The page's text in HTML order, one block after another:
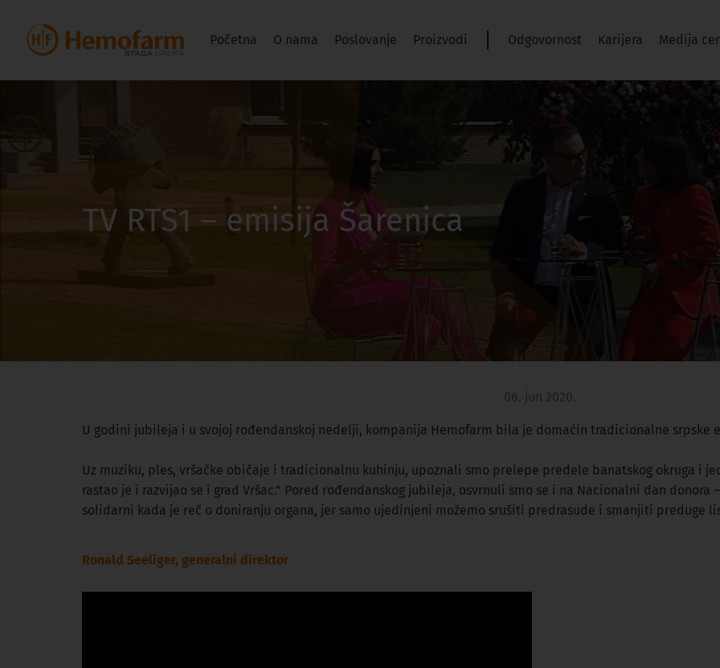
Početna O nama Poslovanje Proizvodi Odgovornost Karijera Medija
TV RTS1 – emisija Šarenica
06. jun 2020.
U godini jubileja i u svojoj rođendanskoj nedelji, kompanija Hemofarm bila je domaćin tradicionalne srpske
Uz muziku, ples, vršačke običaje i tradicionalnu kuhinju, upoznali smo prelepe predele banatskog okruga i
rastao je i razvijao se i grad Vršac.” Pored rođendanskog jubileja, osvrnuli smo se i na Nacionalni dan
solidarni kada je reč o doniranju organa, jer samo ujedinjeni možemo srušiti predrasude i smanjiti preduge
Ronald Seeliger, generalni direktor